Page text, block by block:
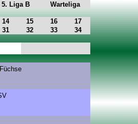
5. Liga B Warteliga
14 15 16
17
31
32 33 34